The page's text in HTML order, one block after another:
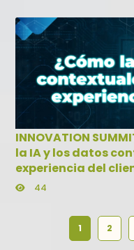
INNOVATION
la IA y los datos
experiencia del
44
1 2